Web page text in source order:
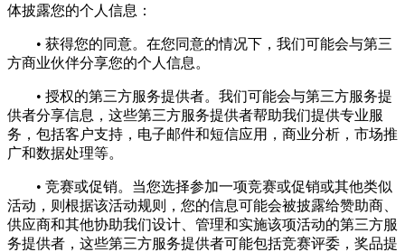
体披露您的个人信息：
• 获得您的同意。在您同意的情况下，我们可能会与第三
方商业伙伴分享您的个人信息。
• 授权的第三方服务提供者。我们可能会与第三方服务提
供者分享信息，这些第三方服务提供者帮助我们提供专业服
务，包括客户支持，电子邮件和短信应用，商业分析，市场推
广和数据处理等。
• 竞赛或促销。当您选择参加一项竞赛或促销或其他类似
活动，则根据该活动规则，您的信息可能会被披露给赞助商、
供应商和其他协助我们设计、管理和实施该项活动的第三方服
务提供者，这些第三方服务提供者可能包括竞赛评委，奖品提